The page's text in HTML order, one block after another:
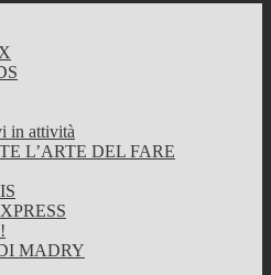
in attività
L’ARTE DEL FARE
MADRY